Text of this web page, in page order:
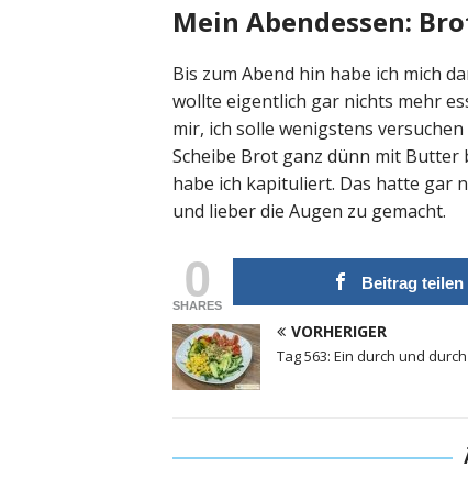
Mein Abendessen:
Bis zum Abend hin habe ich mich
wollte eigentlich gar nichts mehr
mir, ich solle wenigstens
Scheibe Brot ganz dünn mit
habe ich kapituliert. Das hatte gar
und lieber die Augen zu gemacht.
0
SHARES
Beitrag teilen
VORHERIGER
Tag 563: Ein durch und